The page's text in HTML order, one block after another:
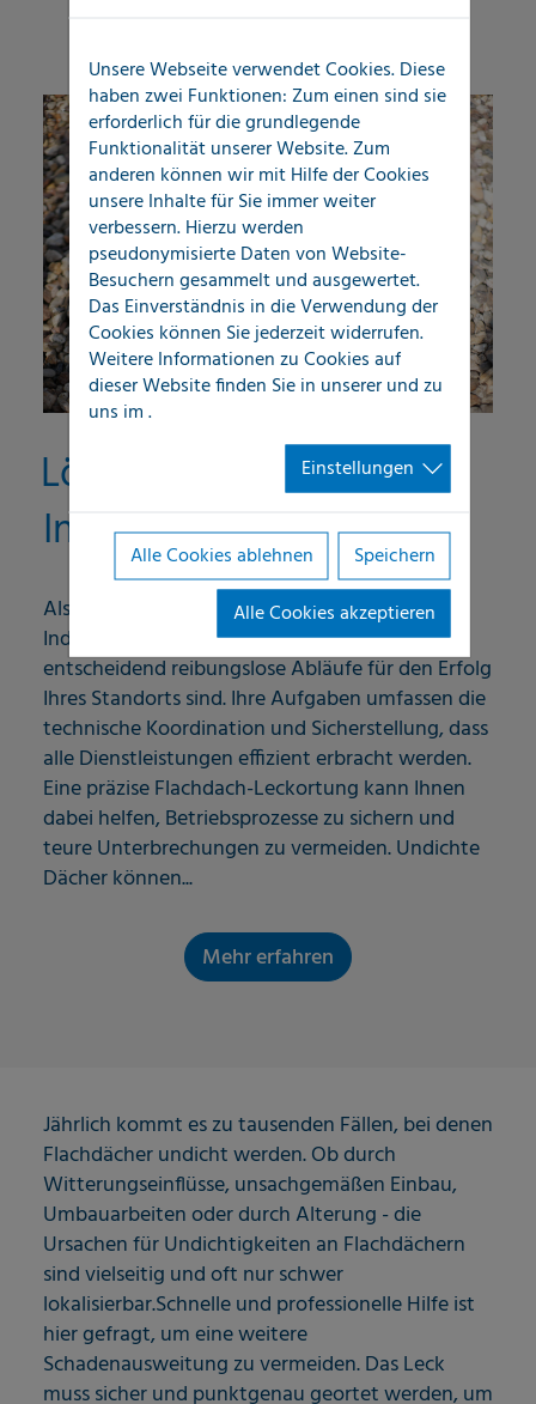
Lösungen für
Industrieunternehmen
Als Technischer Abteilungsleiter eines großen
Industrieunternehmens wissen Sie, wie
entscheidend reibungslose Abläufe für den Erfolg
Ihres Standorts sind. Ihre Aufgaben umfassen die
technische Koordination und Sicherstellung, dass
alle Dienstleistungen effizient erbracht werden.
Eine präzise Flachdach-Leckortung kann Ihnen
dabei helfen, Betriebsprozesse zu sichern und
teure Unterbrechungen zu vermeiden. Undichte
Dächer können...
Mehr erfahren
Jährlich kommt es zu tausenden Fällen, bei denen
Flachdächer undicht werden. Ob durch
Witterungseinflüsse, unsachgemäßen Einbau,
Umbauarbeiten oder durch Alterung - die
Ursachen für Undichtigkeiten an Flachdächern
sind vielseitig und oft nur schwer
lokalisierbar.Schnelle und professionelle Hilfe ist
hier gefragt, um eine weitere
Schadenausweitung zu vermeiden. Das Leck
muss sicher und punktgenau geortet werden, um
Unsere Webseite verwendet Cookies. Diese
haben zwei Funktionen: Zum einen sind sie
erforderlich für die grundlegende
Funktionalität unserer Website. Zum
anderen können wir mit Hilfe der Cookies
unsere Inhalte für Sie immer weiter
verbessern. Hierzu werden
pseudonymisierte Daten von Website-
Besuchern gesammelt und ausgewertet.
Das Einverständnis in die Verwendung der
Cookies können Sie jederzeit widerrufen.
Weitere Informationen zu Cookies auf
dieser Website finden Sie in unsererund zu
uns im.
Einstellungen
Alle Cookies ablehnen
Speichern
Alle Cookies akzeptieren